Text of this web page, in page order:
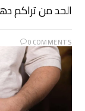
الحد من تراكم
0 COMMENTS